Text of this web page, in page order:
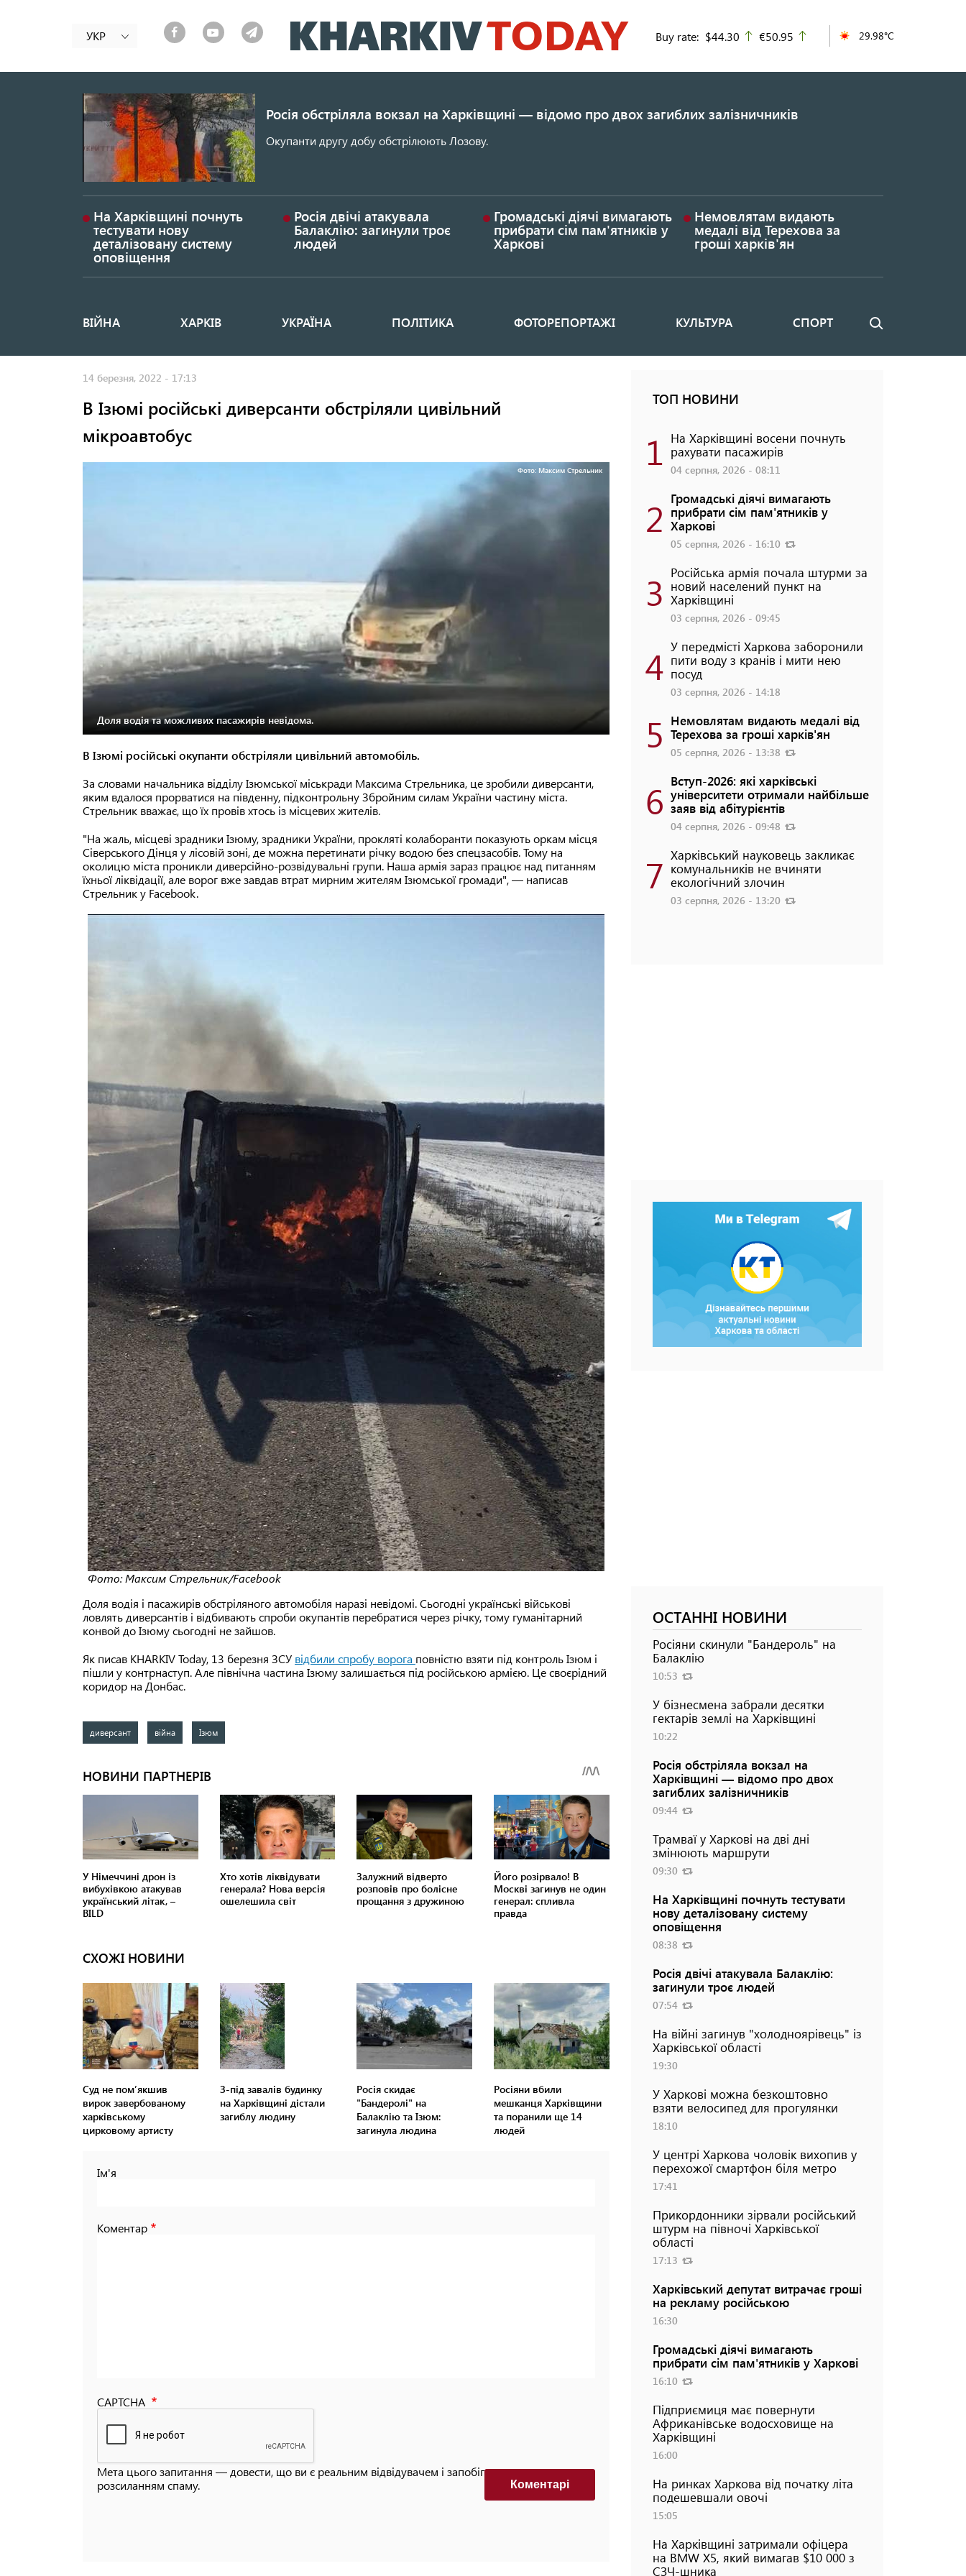
до
основного
УКР Buy rate: $44.30 up
€50.95 29.98°C
Росія обстріляла вокзал на Харківщині — відомо про двох загиблих залізничників
Окупанти другу добу обстрілюють Лозову.
На Харківщині почнуть
тестувати нову
деталізовану систему
оповіщення
Росія двічі атакувала
Балаклію: загинули троє
людей
Громадські діячі вимагають
прибрати сім пам'ятників у
Харкові
Немовлятам видають
медалі від Терехова за
гроші харків'ян
Основная
ВІЙНА ХАРКІВ УКРАЇНА ПОЛІТИКА ФОТОРЕПОРТАЖІ КУЛЬТУРА СПОРТ Пошук
14 березня, 2022 - 17:13
В Ізюмі російські диверсанти обстріляли цивільний
мікроавтобус
Фото: Максим Стрельник
Доля водія та можливих пасажирів невідома.
В Ізюмі російські окупанти обстріляли цивільний автомобіль.
За словами начальника відділу Ізюмської міськради Максима Стрельника, це зробили диверсанти,
яким вдалося прорватися на південну, підконтрольну Збройним силам України частину міста.
Стрельник вважає, що їх провів хтось із місцевих жителів.
"На жаль, місцеві зрадники Ізюму, зрадники України, прокляті колаборанти показують оркам місця
Сіверського Дінця у лісовій зоні, де можна перетинати річку водою без спецзасобів. Тому на
околицю міста проникли диверсійно-розвідувальні групи. Наша армія зараз працює над питанням
їхньої ліквідації, але ворог вже завдав втрат мирним жителям Ізюмської громади", — написав
Стрельник у Facebook.
Фото: Максим Стрельник/Facebook
Доля водія і пасажирів обстріляного автомобіля наразі невідомі. Сьогодні українські військові
ловлять диверсантів і відбивають спроби окупантів перебратися через річку, тому гуманітарний
конвой до Ізюму сьогодні не зайшов.
Як писав KHARKIV Today, 13 березня ЗСУ відбили спробу ворога повністю взяти під контроль Ізюм і
пішли у контрнаступ. Але північна частина Ізюму залишається під російською армією. Це своєрідний
коридор на Донбас.
диверсант війна Ізюм
СХОЖІ НОВИНИ
Суд не пом’якшив
вирок завербованому
харківському
цирковому артисту
З-під завалів будинку
на Харківщині дістали
загиблу людину
Росія скидає
"Бандеролі" на
Балаклію та Ізюм:
загинула людина
Росіяни вбили
мешканця Харківщини
та поранили ще 14
людей
Ім'я
Коментар
CAPTCHA
Мета цього запитання — довести, що ви є реальним відвідувачем і запобігти автоматизованим
розсиланням спаму.
Коментарi
ТОП НОВИНИ
1 На Харківщині восени почнуть
рахувати пасажирів
04 серпня, 2026 - 08:11
2 Громадські діячі вимагають
прибрати сім пам'ятників у
Харкові
05 серпня, 2026 - 16:10
3 Російська армія почала штурми за
новий населений пункт на
Харківщині
03 серпня, 2026 - 09:45
4 У передмісті Харкова заборонили
пити воду з кранів і мити нею
посуд
03 серпня, 2026 - 14:18
5 Немовлятам видають медалі від
Терехова за гроші харків'ян
05 серпня, 2026 - 13:38
6 Вступ-2026: які харківські
університети отримали найбільше
заяв від абітурієнтів
04 серпня, 2026 - 09:48
7 Харківський науковець закликає
комунальників не вчиняти
екологічний злочин
03 серпня, 2026 - 13:20
ОСТАННІ НОВИНИ
Росіяни скинули "Бандероль" на
Балаклію
10:53
У бізнесмена забрали десятки
гектарів землі на Харківщині
10:22
Росія обстріляла вокзал на
Харківщині — відомо про двох
загиблих залізничників
09:44
Трамваї у Харкові на дві дні
змінюють маршрути
09:30
На Харківщині почнуть тестувати
нову деталізовану систему
оповіщення
08:38
Росія двічі атакувала Балаклію:
загинули троє людей
07:54
На війні загинув "холодноярівець" із
Харківської області
19:30
У Харкові можна безкоштовно
взяти велосипед для прогулянки
18:10
У центрі Харкова чоловік вихопив у
перехожої смартфон біля метро
17:41
Прикордонники зірвали російський
штурм на півночі Харківської
області
17:13
Харківський депутат витрачає гроші
на рекламу російською
16:30
Громадські діячі вимагають
прибрати сім пам'ятників у Харкові
16:10
Підприємиця має повернути
Африканівське водосховище на
Харківщині
16:00
На ринках Харкова від початку літа
подешевшали овочі
15:05
На Харківщині затримали офіцера
на BMW Х5, який вимагав $10 000 з
СЗЧ-шника